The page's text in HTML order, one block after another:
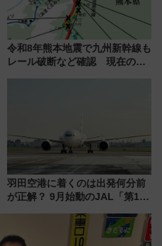
令和8年熊本地震で九州新幹線も
レール破断など確認 現在の運
羽田空港に着くのは出発何分前
が正解？ 9月始動のJAL「第1タ
歩1キロ超え！ 知っておきたい
変更点まとめ